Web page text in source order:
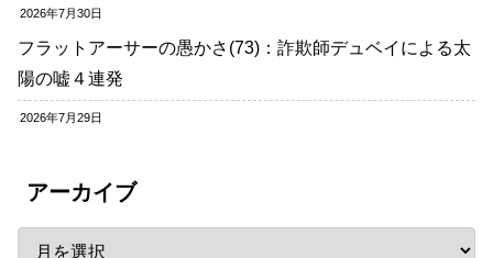
2026年7月30日
フラットアーサーの愚かさ(73)：詐欺師デュベイによる太
陽の嘘４連発
2026年7月29日
アーカイブ